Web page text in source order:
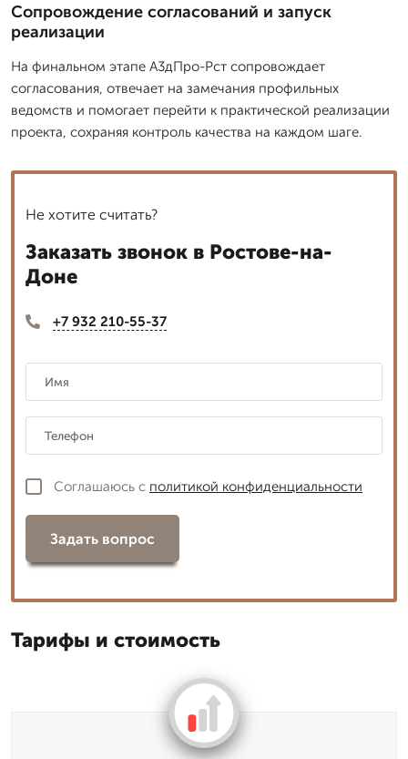
Сопровождение согласований и запуск
реализации
На финальном этапе А3дПро-Рст сопровождает
согласования, отвечает на замечания профильных
ведомств и помогает перейти к практической реализации
проекта, сохраняя контроль качества на каждом шаге.
Не хотите считать?
Заказать звонок в Ростове-на-
Доне
+7 932 210-55-37
Соглашаюсь с политикой конфиденциальности
Задать вопрос
Тарифы и стоимость